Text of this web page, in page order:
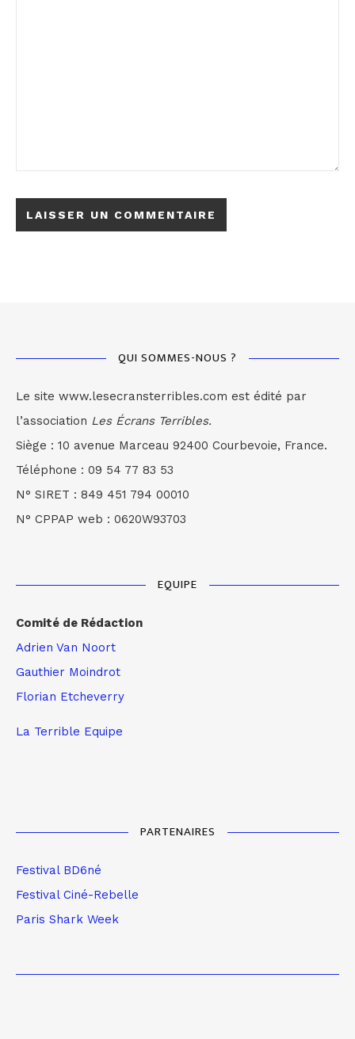
QUI SOMMES-NOUS ?
Le site www.lesecransterribles.com est édité par
l’association Les Écrans Terribles.
Siège : 10 avenue Marceau 92400 Courbevoie, France.
Téléphone : 09 54 77 83 53
N° SIRET : 849 451 794 00010
N° CPPAP web : 0620W93703
EQUIPE
Comité de Rédaction
Adrien Van Noort
Gauthier Moindrot
Florian Etcheverry
La Terrible Equipe
PARTENAIRES
Festival BD6né
Festival Ciné-Rebelle
Paris Shark Week